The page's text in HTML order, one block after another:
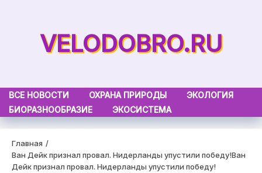
VELODOBRO.RU
ВСЕ НОВОСТИ ОХРАНА ПРИРОДЫ
ЭКОЛОГИЯ
БИОРАЗНООБРАЗИЕ
ЭКОСИСТЕМА
Главная
Ван Дейк признал провал. Нидерланды упустили победу!Ван
Дейк признал провал. Нидерланды упустили победу!